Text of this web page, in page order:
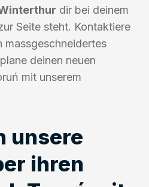
dir bei deinem
Seite steht. Kontaktiere
massgeschneidertes
deinen neuen
mit unserem
unsere
ihren